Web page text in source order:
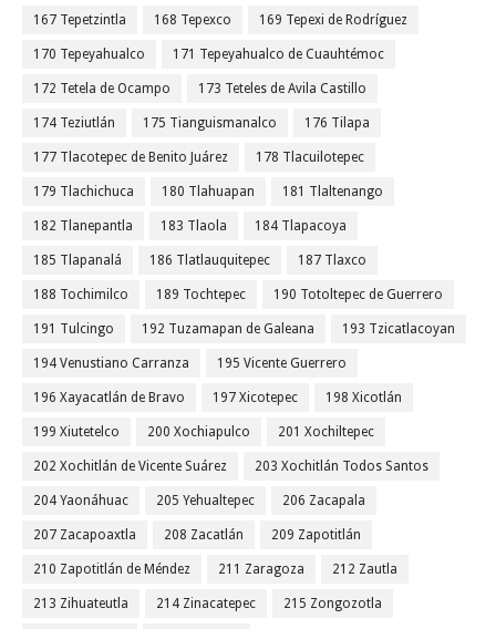
167 Tepetzintla 168 Tepexco 169 Tepexi de Rodríguez
170 Tepeyahualco 171 Tepeyahualco de Cuauhtémoc
172 Tetela de Ocampo 173 Teteles de Avila Castillo
174 Teziutlán 175 Tianguismanalco 176 Tilapa
177 Tlacotepec de Benito Juárez 178 Tlacuilotepec
179 Tlachichuca 180 Tlahuapan 181 Tlaltenango
182 Tlanepantla 183 Tlaola 184 Tlapacoya
185 Tlapanalá 186 Tlatlauquitepec 187 Tlaxco
188 Tochimilco 189 Tochtepec 190 Totoltepec de Guerrero
191 Tulcingo 192 Tuzamapan de Galeana 193 Tzicatlacoyan
194 Venustiano Carranza 195 Vicente Guerrero
196 Xayacatlán de Bravo 197 Xicotepec 198 Xicotlán
199 Xiutetelco 200 Xochiapulco 201 Xochiltepec
202 Xochitlán de Vicente Suárez 203 Xochitlán Todos Santos
204 Yaonáhuac 205 Yehualtepec 206 Zacapala
207 Zacapoaxtla 208 Zacatlán 209 Zapotitlán
210 Zapotitlán de Méndez 211 Zaragoza 212 Zautla
213 Zihuateutla 214 Zinacatepec 215 Zongozotla